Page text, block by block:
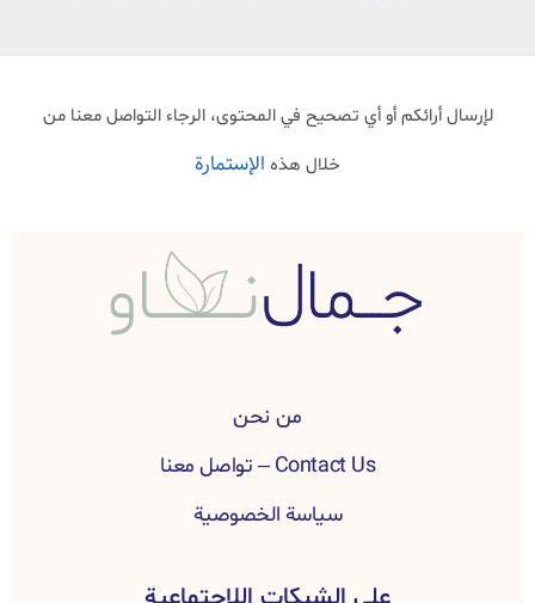
لإرسال أرائكم أو أي تصحيح في المحتوى، الرجاء التواصل معنا من
خلال هذه الإستمارة
من نحن
Contact Us – تواصل معنا
سياسة الخصوصية